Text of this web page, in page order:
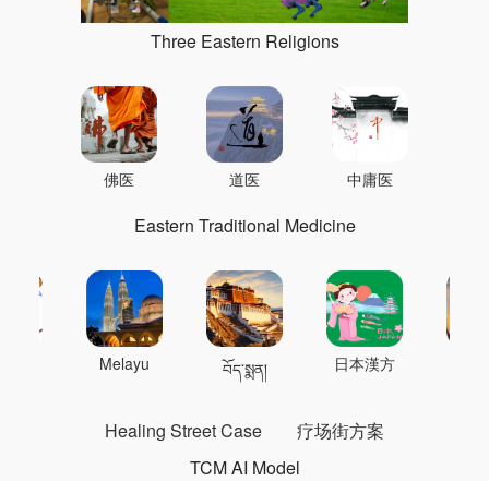
Three Eastern Religions
佛医 道医 中庸医
Eastern Traditional Medicine
Melayu བོད་སྨན། 日本漢方
Healing Street Case
疗场街方案
TCM AI Model